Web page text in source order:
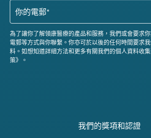
為了讓你了解領康醫療的產品和服務，我們或會要求
電郵等方式與你聯繫。你亦可於以後的任何時間要求
料。如想知道詳細方法和更多有關我們的個人資料收
策》。
我們的獎項和認證